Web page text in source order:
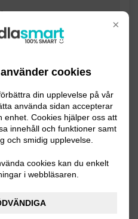
×
cookies
din upplevelse på vår
använda sidan accepterar
enhet. Cookies hjälper oss att
innehåll och funktioner samt
och smidig upplevelse.
cookies kan du enkelt
i webbläsaren.
med oklippt lammskinn på
med en dragsko kring
På åkpåsens
som gör att den inte
att ta bort helt vilket gör
upp fempunktsselen.
kant vikas ner och